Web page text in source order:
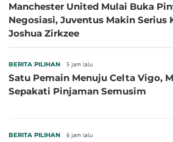
Manchester United Mulai Buka
Negosiasi, Juventus Makin Serius
Joshua Zirkzee
BERITA PILIHAN 5 jam lalu
Satu Pemain Menuju Celta Vigo,
Sepakati Pinjaman Semusim
BERITA PILIHAN 6 jam lalu